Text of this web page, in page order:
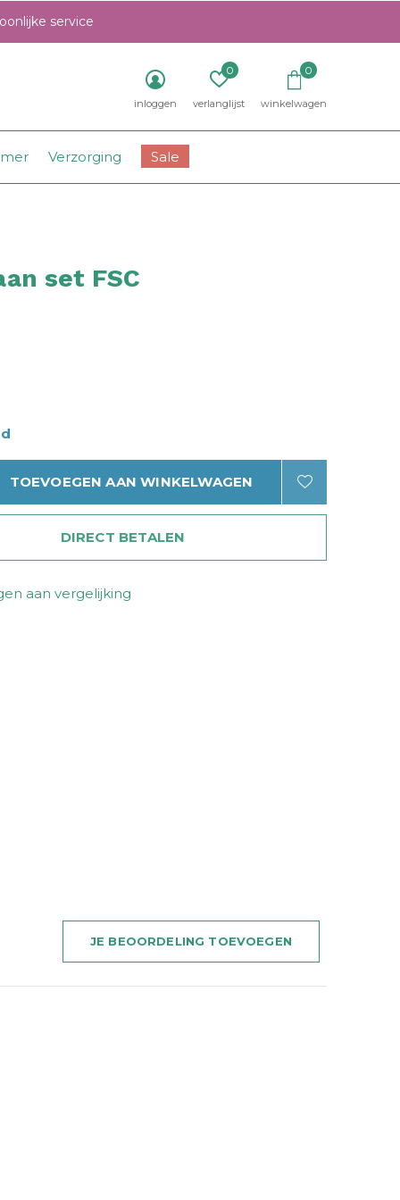
Verzorging Sale
inloggen verlanglijst
0
winkelwagen
0
service
set FSC
TOEVOEGEN AAN WINKELWAGEN
DIRECT BETALEN
aan vergelijking
JE BEOORDELING TOEVOEGEN